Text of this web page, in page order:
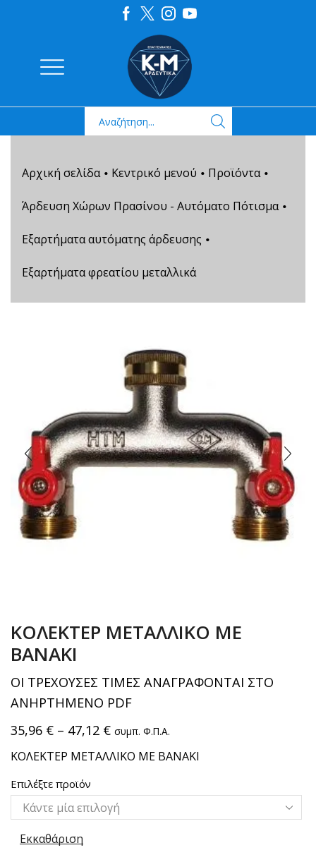
Αρχική σελίδα • Κεντρικό μενού • Προϊόντα •
Άρδευση Χώρων Πρασίνου - Αυτόματο Πότισμα •
Εξαρτήματα αυτόματης άρδευσης •
Εξαρτήματα φρεατίου μεταλλικά
ΚΟΛΕΚΤΕΡ ΜΕΤΑΛΛΙΚΟ ΜΕ
ΒΑΝΑΚΙ
ΟΙ ΤΡΕΧΟΥΣΕΣ ΤΙΜΕΣ ΑΝΑΓΡΑΦΟΝΤΑΙ ΣΤΟ
ΑΝΗΡΤΗΜΕΝΟ PDF
35,96 € – 47,12 € συμπ. Φ.Π.Α.
ΚΟΛΕΚΤΕΡ ΜΕΤΑΛΛΙΚΟ ΜΕ ΒΑΝΑΚΙ
Επιλέξτε προϊόν
Εκκαθάριση